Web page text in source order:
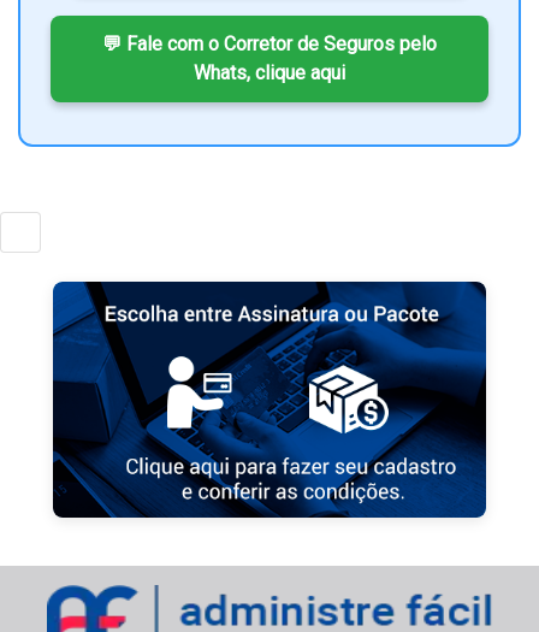
💬 Fale com o Corretor de Seguros pelo
Whats, clique aqui